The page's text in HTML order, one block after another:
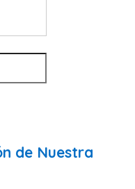
de Nuestra